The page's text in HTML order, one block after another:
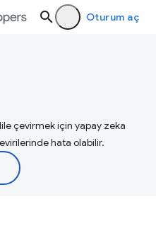
Oturum aç
çevirmek için yapay zeka
hata olabilir.